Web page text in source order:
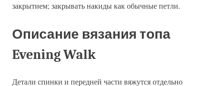
закрытием; закрывать накиды как обычные петли.
Описание вязания топа
Evening Walk
Детали спинки и передней части вяжутся отдельно